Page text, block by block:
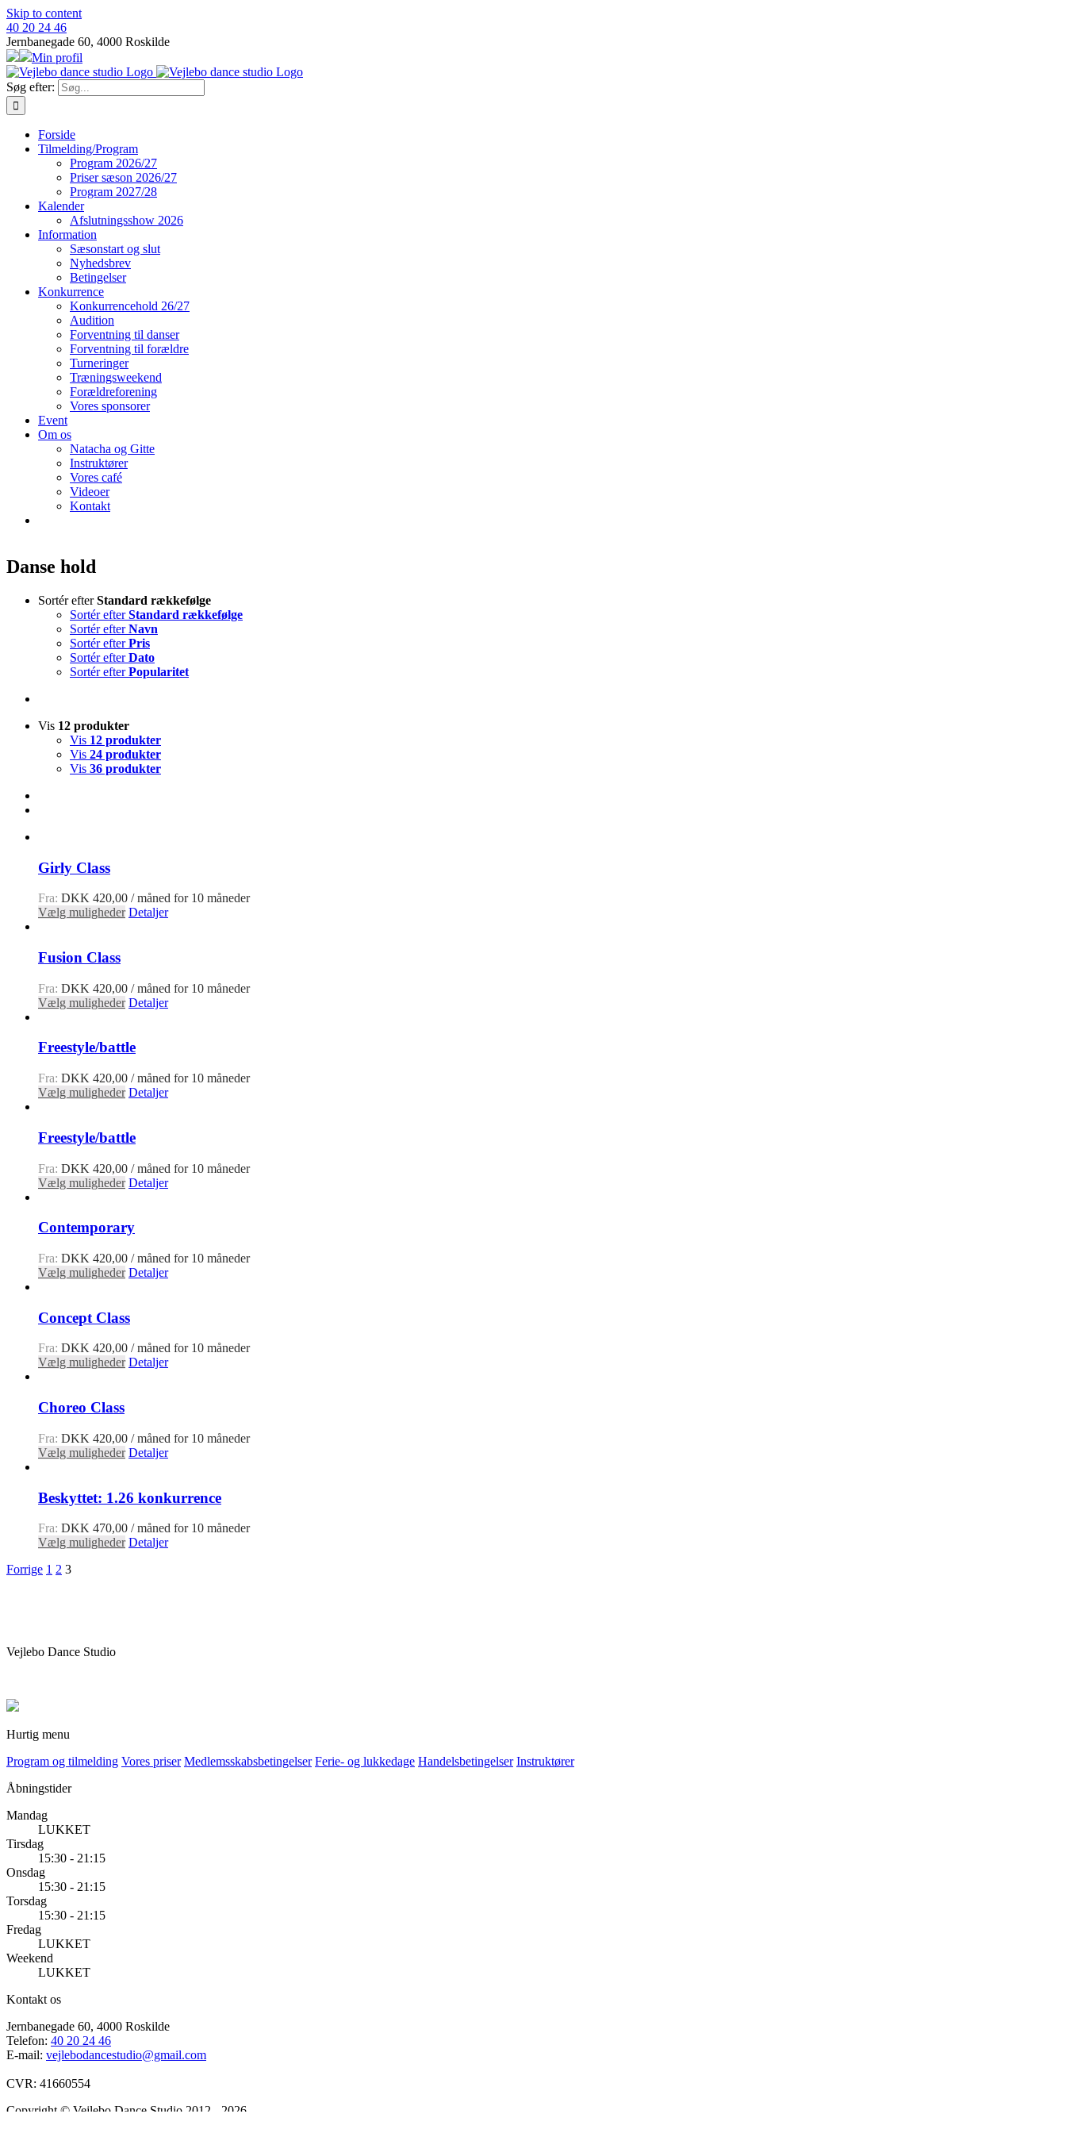
Skip to content
40 20 24 46
Jernbanegade 60, 4000 Roskilde
Min profil
Søg efter:
Forside
Tilmelding/Program
Program 2026/27
Priser sæson 2026/27
Program 2027/28
Kalender
Afslutningsshow 2026
Information
Sæsonstart og slut
Nyhedsbrev
Betingelser
Konkurrence
Konkurrencehold 26/27
Audition
Forventning til danser
Forventning til forældre
Turneringer
Træningsweekend
Forældreforening
Vores sponsorer
Event
Om os
Natacha og Gitte
Instruktører
Vores café
Videoer
Kontakt
Danse hold
Sortér efterStandard rækkefølge
Sortér efterStandard rækkefølge
Sortér efterNavn
Sortér efterPris
Sortér efterDato
Sortér efterPopularitet
Vis 12 produkter
Vis 12 produkter
Vis 24 produkter
Vis 36 produkter
Girly Class
Fra: DKK 420,00 / måned for 10 måneder
Vælg muligheder Detaljer
Fusion Class
Fra: DKK 420,00 / måned for 10 måneder
Vælg muligheder Detaljer
Freestyle/battle
Fra: DKK 420,00 / måned for 10 måneder
Vælg muligheder Detaljer
Freestyle/battle
Fra: DKK 420,00 / måned for 10 måneder
Vælg muligheder Detaljer
Contemporary
Fra: DKK 420,00 / måned for 10 måneder
Vælg muligheder Detaljer
Concept Class
Fra: DKK 420,00 / måned for 10 måneder
Vælg muligheder Detaljer
Choreo Class
Fra: DKK 420,00 / måned for 10 måneder
Vælg muligheder Detaljer
Beskyttet: 1.26 konkurrence
Fra: DKK 470,00 / måned for 10 måneder
Vælg muligheder Detaljer
Forrige 1 2 3
Vejlebo Dance Studio
Hurtig menu
Program og tilmelding Vores priser Medlemsskabsbetingelser Ferie- og lukkedage Handelsbetingelser Instruktører
Åbningstider
Mandag
LUKKET
Tirsdag
15:30 - 21:15
Onsdag
15:30 - 21:15
Torsdag
15:30 - 21:15
Fredag
LUKKET
Weekend
LUKKET
Kontakt os
Jernbanegade 60, 4000 Roskilde
Telefon: 40 20 24 46
E-mail: vejlebodancestudio@gmail.com
CVR: 41660554
Copyright © Vejlebo Dance Studio 2012 - 2026